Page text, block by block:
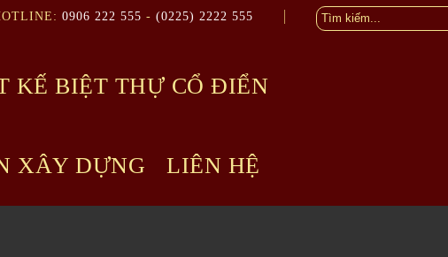
0906 222 555 - (0225) 2222 555
KẾ BIỆT THỰ CỔ ĐIỂN
XÂY DỰNG LIÊN HỆ